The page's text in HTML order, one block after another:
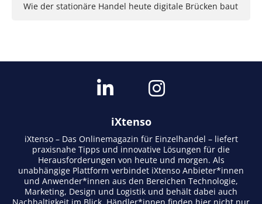
Wie der stationäre Handel heute digitale Brücken baut
iXtenso
iXtenso – Das Onlinemagazin für Einzelhandel – liefert
praxisnahe Tipps und innovative Lösungen für die
Herausforderungen von heute und morgen. Als
unabhängige Plattform verbindet iXtenso Anbieter*innen
und Anwender*innen aus den Bereichen Technologie,
Marketing, Design und Logistik und behält dabei auch